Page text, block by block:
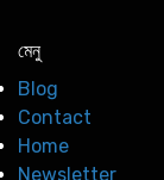
মেনু
Blog
Contact
Home
Newsletter